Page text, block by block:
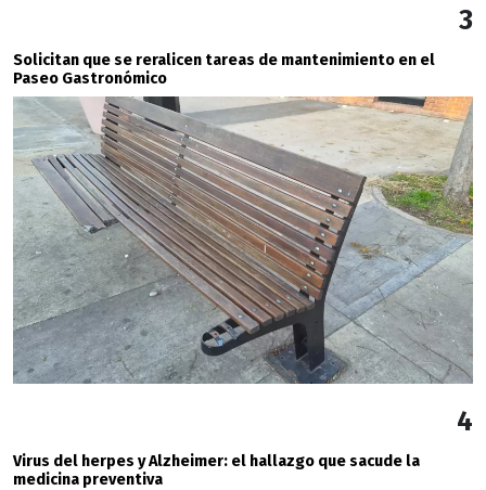
3
Solicitan que se reralicen tareas de mantenimiento en el
Paseo Gastronómico
4
Virus del herpes y Alzheimer: el hallazgo que sacude la
medicina preventiva